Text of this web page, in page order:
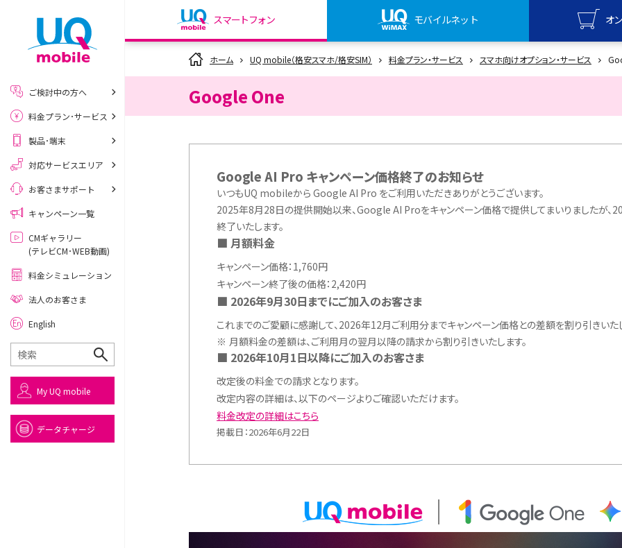
スマートフォン モバイルネット オ
my UQ WiMAX
My UQ mobile
UQ mobile ご契約の方
UQ mobile
UQ
オンラ
ホーム UQ mobile（格安スマホ/格安SIM） 料金プラン・サービス スマホ向けオプション・サービス
Google One
Google AI Pro キャンペーン価格終了のお知らせ
いつもUQ mobileから Google AI Pro をご利用いただきありがとうございます。
2025年8月28日の提供開始以来、Google AI Proをキャンペーン価格で提供してまいりましたが、
終了いたします。
月額料金
キャンペーン価格：1,760円
キャンペーン終了後の価格：2,420円
2026年9月30日までにご加入のお客さま
これまでのご愛顧に感謝して、2026年12月ご利用分までキャンペーン価格との差額を割り引きいた
※ 月額料金の差額は、ご利用月の翌月以降の請求から割り引きいたします。
2026年10月1日以降にご加入のお客さま
改定後の料金での請求となります。
改定内容の詳細は、以下のページよりご確認いただけます。
料金改定の詳細はこちら
掲載日：2026年6月22日
ご検討中の方へ
料金プラン･サービス
製品･端末
対応サービスエリア
お客さまサポート
キャンペーン一覧
CMギャラリー
(テレビCM･WEB動画)
料金シミュレーション
法人のお客さま
English
My UQ mobile
データチャージ